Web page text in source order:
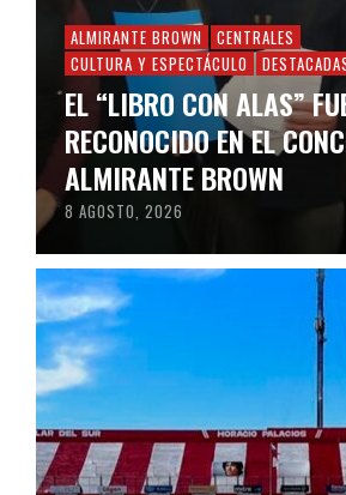
ALMIRANTE BROWN
CENTRALES
CULTURA Y ESPECTÁCULO
EL “LIBRO CON ALAS”
RECONOCIDO EN EL
ALMIRANTE BROWN
8 AGOSTO, 2026